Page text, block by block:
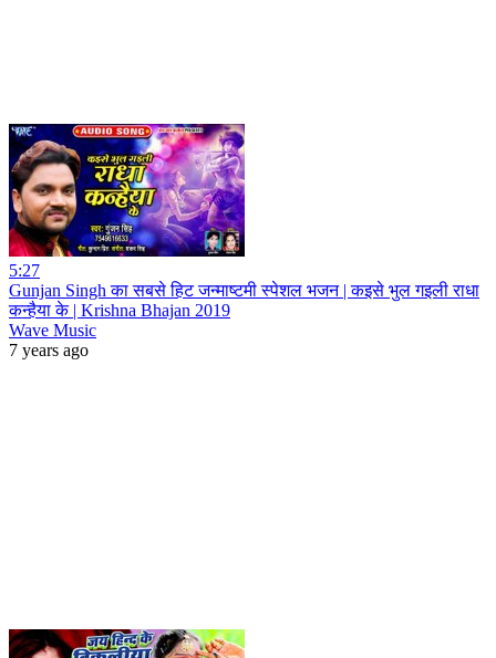
5:27
Gunjan Singh का सबसे हिट जन्माष्टमी स्पेशल भजन | कइसे भुल गइली राधा
कन्हैया के | Krishna Bhajan 2019
Wave Music
7 years ago